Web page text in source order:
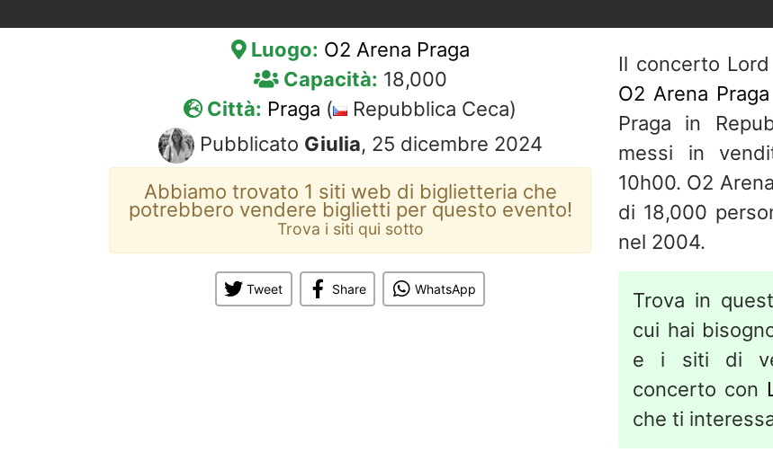
Luogo: O2 Arena Praga
Capacità: 18,000
Città: Praga (
Repubblica Ceca)
Pubblicato Giulia, 25 dicembre 2024
Abbiamo trovato 1 siti web di biglietteria che
potrebbero vendere biglietti per questo evento!
Trova i siti qui sotto
Tweet Share WhatsApp
Il concerto
O2 Arena Praga
Praga in
messi in
10h00. O2
di 18,000
nel 2004.
Trova in
cui hai
e i siti di
concerto con
che ti